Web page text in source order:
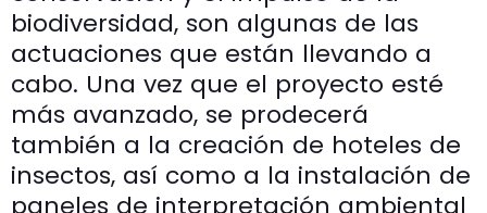
biodiversidad, son algunas de las
actuaciones que están llevando a
cabo. Una vez que el proyecto esté
más avanzado, se prodecerá
también a la creación de hoteles de
insectos, así como a la instalación de
paneles de interpretación ambiental